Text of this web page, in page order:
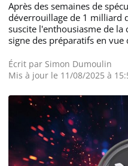
Après des semaines de
déverrouillage de 1 milliard
suscite l'enthousiasme de la
signe des préparatifs en
Écrit par Simon Dumoulin
Mis à jour le 11/08/2025 à